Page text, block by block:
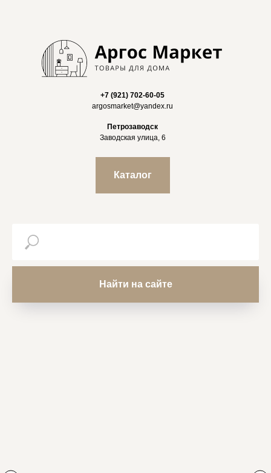
+7 (921) 702-60-05
argosmarket@yandex.ru
Петрозаводск
Заводская улица, 6
Каталог
Найти на сайте